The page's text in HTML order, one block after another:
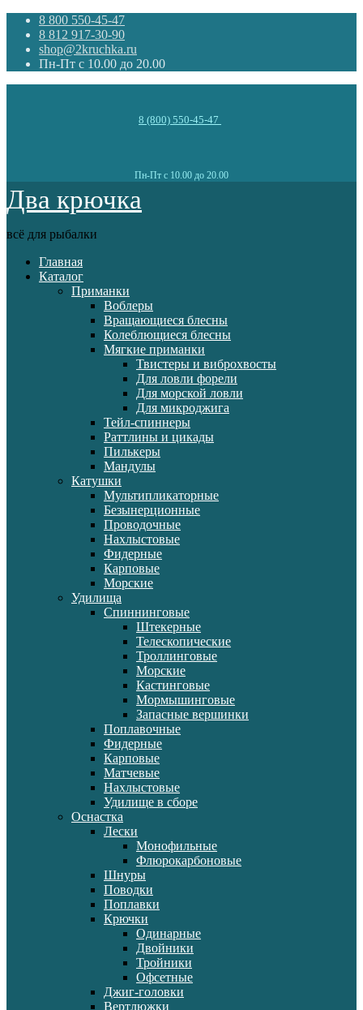
8 800 550-45-47
8 812 917-30-90
shop@2kruchka.ru
Пн-Пт с 10.00 до 20.00
8 (800) 550-45-47
Пн-Пт с 10.00 до 20.00
Два крючка
всё для рыбалки
Главная
Каталог
Приманки
Воблеры
Вращающиеся блесны
Колеблющиеся блесны
Мягкие приманки
Твистеры и виброхвосты
Для ловли форели
Для морской ловли
Для микроджига
Тейл-спиннеры
Раттлины и цикады
Пилькеры
Мандулы
Катушки
Мультипликаторные
Безынерционные
Проводочные
Нахлыстовые
Фидерные
Карповые
Морские
Удилища
Спиннинговые
Штекерные
Телескопические
Троллинговые
Морские
Кастинговые
Мормышинговые
Запасные вершинки
Поплавочные
Фидерные
Карповые
Матчевые
Нахлыстовые
Удилище в сборе
Оснастка
Лески
Монофильные
Флюрокарбоновые
Шнуры
Поводки
Поплавки
Крючки
Одинарные
Двойники
Тройники
Офсетные
Джиг-головки
Вертлюжки